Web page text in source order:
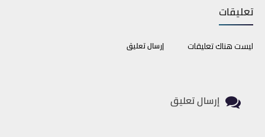
تعليقات
ليست هناك تعليقات إرسال تعليق
إرسال تعليق